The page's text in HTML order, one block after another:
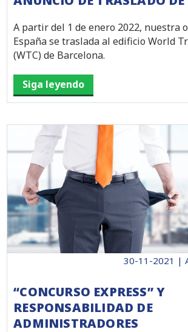
A partir del 1 de enero 2022, nuestra
España se traslada al edificio World
(WTC) de Barcelona.
Siga leyendo
30-11-2021 |
“CONCURSO EXPRESS” Y
RESPONSABILIDAD DE
ADMINISTRADORES